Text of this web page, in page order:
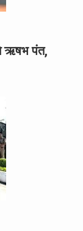
ऋषभ पंत,